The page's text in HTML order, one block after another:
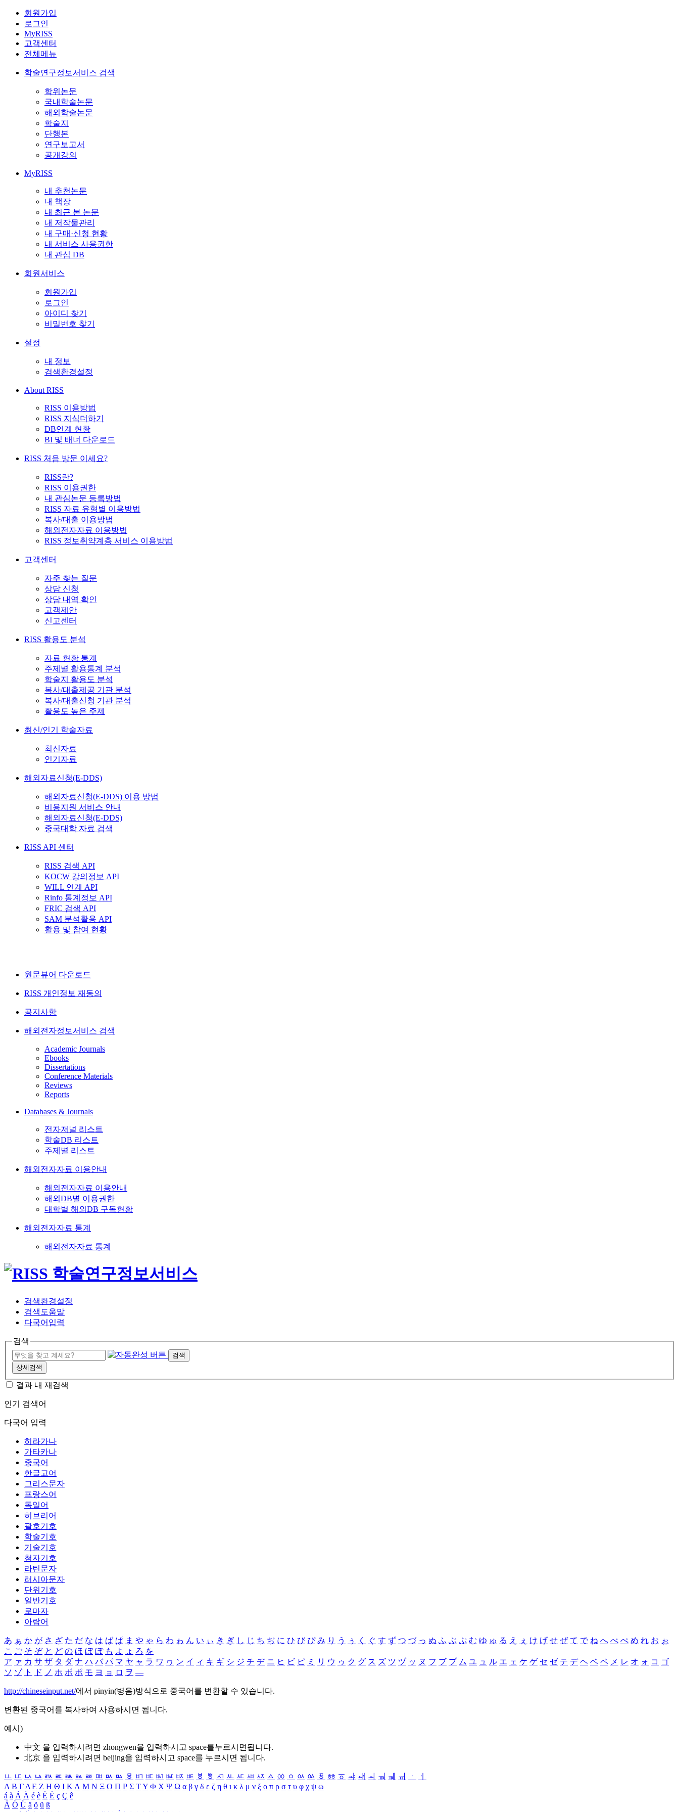
회원가입
로그인
MyRISS
고객센터
전체메뉴
학술연구정보서비스 검색
학위논문
국내학술논문
해외학술논문
학술지
단행본
연구보고서
공개강의
MyRISS
내 추천논문
내 책장
내 최근 본 논문
내 저작물관리
내 구매·신청 현황
내 서비스 사용권한
내 관심 DB
회원서비스
회원가입
로그인
아이디 찾기
비밀번호 찾기
설정
내 정보
검색환경설정
About RISS
RISS 이용방법
RISS 지식더하기
DB연계 현황
BI 및 배너 다운로드
RISS 처음 방문 이세요?
RISS란?
RISS 이용권한
내 관심논문 등록방법
RISS 자료 유형별 이용방법
복사/대출 이용방법
해외전자자료 이용방법
RISS 정보취약계층 서비스 이용방법
고객센터
자주 찾는 질문
상담 신청
상담 내역 확인
고객제안
신고센터
RISS 활용도 분석
자료 현황 통계
주제별 활용통계 분석
학술지 활용도 분석
복사/대출제공 기관 분석
복사/대출신청 기관 분석
활용도 높은 주제
최신/인기 학술자료
최신자료
인기자료
해외자료신청(E-DDS)
해외자료신청(E-DDS) 이용 방법
비용지원 서비스 안내
해외자료신청(E-DDS)
중국대학 자료 검색
RISS API 센터
RISS 검색 API
KOCW 강의정보 API
WILL 연계 API
Rinfo 통계정보 API
FRIC 검색 API
SAM 분석활용 API
활용 및 참여 현황
원문뷰어 다운로드
RISS 개인정보 재동의
공지사항
해외전자정보서비스 검색
Academic Journals
Ebooks
Dissertations
Conference Materials
Reviews
Reports
Databases & Journals
전자저널 리스트
학술DB 리스트
주제별 리스트
해외전자자료 이용안내
해외전자자료 이용안내
해외DB별 이용권한
대학별 해외DB 구독현황
해외전자자료 통계
해외전자자료 통계
검색환경설정
검색도움말
다국어입력
검색
검색
상세검색
결과 내 재검색
인기 검색어
다국어 입력
히라가나
가타카나
중국어
한글고어
그리스문자
프랑스어
독일어
히브리어
괄호기호
학술기호
기술기호
첨자기호
라틴문자
러시아문자
단위기호
일반기호
로마자
아랍어
あ ぁ か が さ ざ た だ な は ば ぱ ま や ゃ ら わ ゎ ん い ぃ き ぎ し じ ち ぢ に ひ び ぴ み り う ぅ く ぐ す ず つ づ っ ぬ ふ ぶ ぷ む ゆ ゅ る え ぇ け げ せ ぜ て で ね へ べ ぺ め れ お ぉ
こ ご そ ぞ と ど の ほ ぼ ぽ も よ ょ ろ を
ア ァ カ サ ザ タ ダ ナ ハ バ パ マ ヤ ャ ラ ワ ヮ ン イ ィ キ ギ シ ジ チ ヂ ニ ヒ ビ ピ ミ リ ウ ゥ ク グ ス ズ ツ ヅ ッ ヌ フ ブ プ ム ユ ュ ル エ ェ ケ ゲ セ ゼ テ デ ヘ ベ ペ メ レ オ ォ コ ゴ
ソ ゾ ト ド ノ ホ ボ ポ モ ヨ ョ ロ ヲ ―
http://chineseinput.net/에서 pinyin(병음)방식으로 중국어를 변환할 수 있습니다.
변환된 중국어를 복사하여 사용하시면 됩니다.
예시)
中文 을 입력하시려면 zhongwen을 입력하시고 space를누르시면됩니다.
北京 을 입력하시려면 beijing을 입력하시고 space를 누르시면 됩니다.
ㅥ ㅦ ㅧ ㅨ ㅩ ㅪ ㅫ ㅬ ㅭ ㅮ ㅯ ㅰ ㅱ ㅲ ㅳ ㅴ ㅵ ㅶ ㅷ ㅸ ㅹ ㅺ ㅻ ㅼ ㅽ ㅾ ㅿ ㆀ ㆁ ㆂ ㆃ ㆄ ㆅ ㆆ ㆇ ㆈ ㆉ ㆊ ㆋ ㆌ ㆍ
ㆎ
Α Β ΓΔ Ε Ζ Η Θ Ι ΚΛ Μ Ν Ξ Ο Π Ρ Σ ΤΥ Φ Χ Ψ Ω α β γ δ ε ζ η θ ι κ λ μ ν ξ ο π ρ σ τ υ φ χ ψ ω
á à Á À é è É È ç Ç ê
Ä Ö Ü ä ö ü ß